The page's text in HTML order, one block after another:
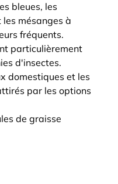
bleues, les
mésanges à
fréquents.
particulièrement
d'insectes.
domestiques et les
par les options
de graisse